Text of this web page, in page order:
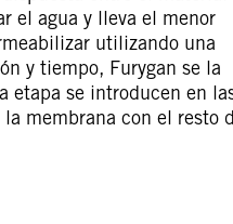
el agua y lleva el menor
utilizando una
y tiempo, Furygan se la
etapa se introducen en
membrana con el resto